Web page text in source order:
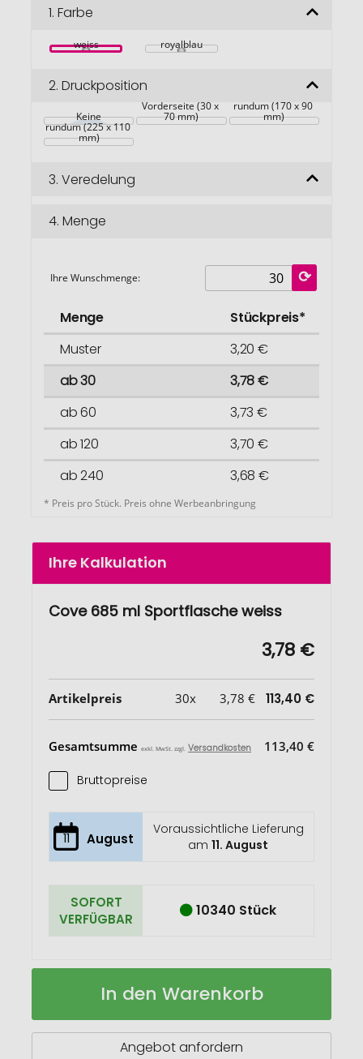
Bildgalerie
1. Farbe
weiss royalblau
2. Druckposition
Keine
Vorderseite (30 x
70 mm)
rundum (170 x 90
mm)
rundum (225 x 110
mm)
3. Veredelung
4. Menge
Ihre Wunschmenge:
Menge
Stückpreis*
Muster
3,20 €
ab 30
3,78 €
ab 60
3,73 €
ab 120
3,70 €
ab 240
3,68 €
* Preis pro Stück. Preis ohne Werbeanbringung
Ihre Kalkulation
Cove 685 ml Sportflasche weiss
3,78 €
Artikelpreis 30x 3,78 € 113,40 €
Gesamtsumme exkl. MwSt. zzgl. Versandkosten 113,40 €
Bruttopreise
11 August
Voraussichtliche Lieferung
am11. August
SOFORT
VERFÜGBAR
10340 Stück
Cove
Sportflasche
Auf
In den Warenkorb
Angebot anfordern